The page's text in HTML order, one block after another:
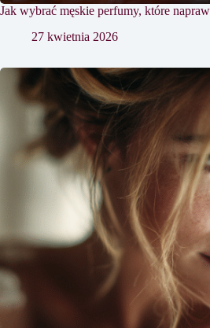
Jak wybrać męskie perfumy, które
27 kwietnia 2026